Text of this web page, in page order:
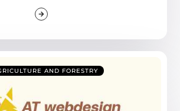
AND FORESTRY